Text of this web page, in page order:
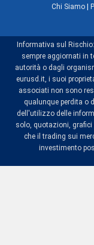
Chi Siamo|
Informativa sul
sempre aggiornati in
autorità o dagli
eurusd.it, i suoi
associati non sono
qualunque perdita o
dell'utilizzo delle
solo, quotazioni, grafici
che il trading sui
investimento